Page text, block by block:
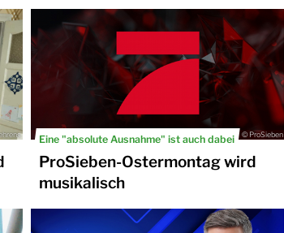
Eine "absolute Ausnahme" ist auch dabei © ProSieben
ProSieben-Ostermontag wird
musikalisch